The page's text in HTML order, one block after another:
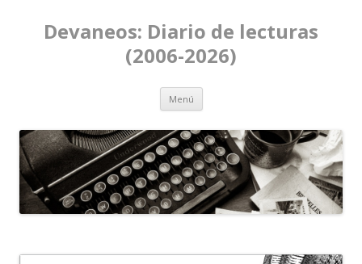
Devaneos: Diario de lecturas
(2006-2026)
Menú Ir al contenido